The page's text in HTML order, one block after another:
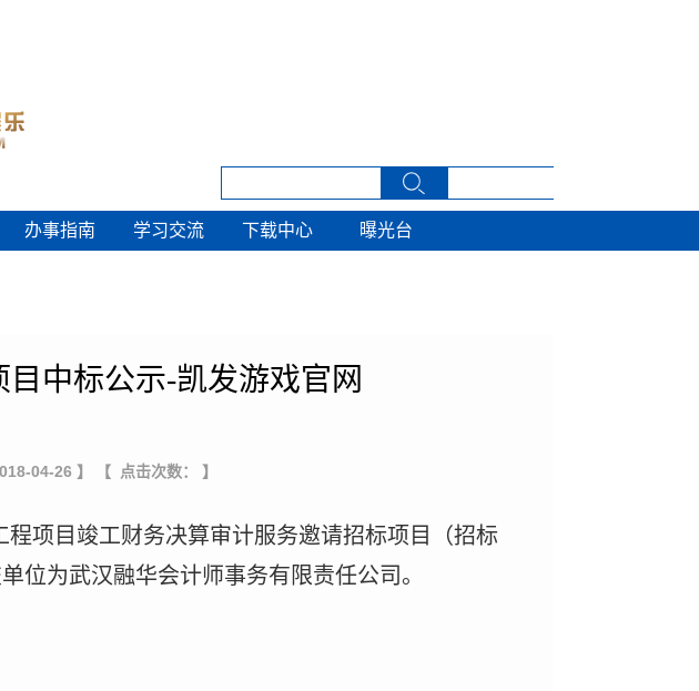
办事指南
办事指南 学习交流
学习交流 下载中心
下载中心 曝光台
曝光台
中标公示-凯发游戏官网
04-26 】 【 点击次数： 】
程项目竣工财务决算审计服务邀请招标项目
（招标
位为武汉融华会计师事务有限责任公司。